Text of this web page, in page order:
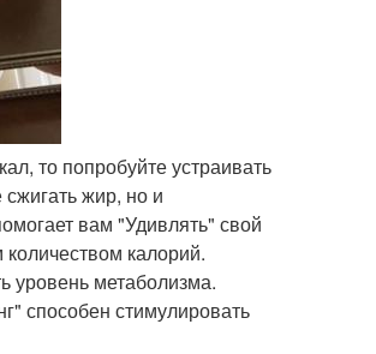
то попробуйте устраивать
жир, но и
вам "Удивлять" свой
калорий.
уровень метаболизма.
способен стимулировать